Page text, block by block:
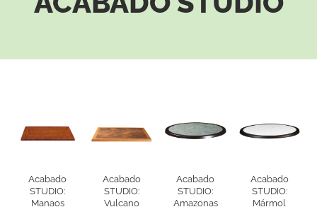
Acabado
STUDIO:
Manaos
Acabado
STUDIO:
Vulcano
Acabado
STUDIO:
Amazonas
Acabado
STUDIO:
Mármol